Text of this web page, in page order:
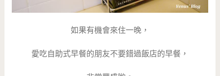
如果有機會來住一晚，
愛吃自助式早餐的朋友不要錯過飯店的早餐，